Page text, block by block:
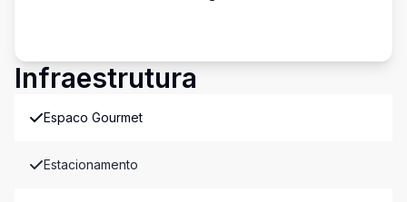
Infraestrutura
Espaco Gourmet
Estacionamento